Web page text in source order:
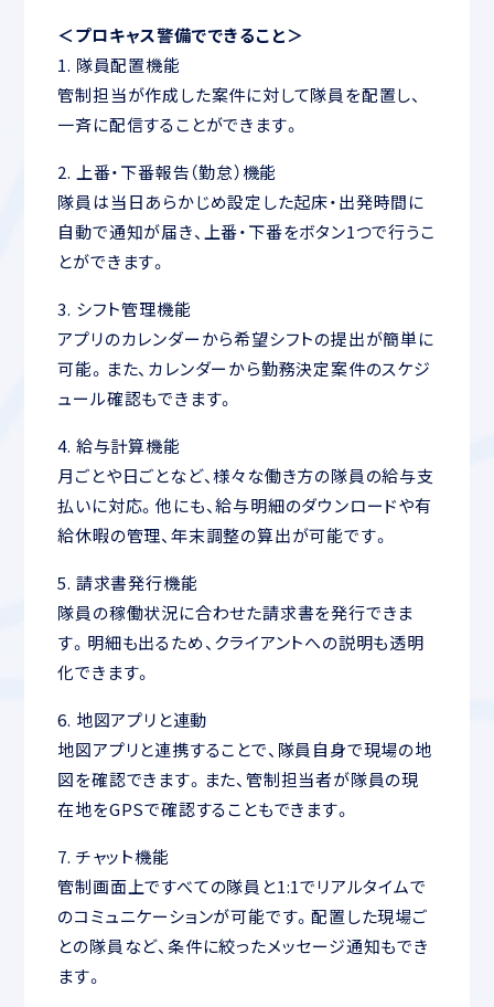
＜プロキャス警備でできること＞
1. 隊員配置機能
管制担当が作成した案件に対して隊員を配置し、
一斉に配信することができます。
2. 上番・下番報告（勤怠）機能
隊員は当日あらかじめ設定した起床・出発時間に
自動で通知が届き、上番・下番をボタン1つで行うこ
とができます。
3. シフト管理機能
アプリのカレンダーから希望シフトの提出が簡単に
可能。また、カレンダーから勤務決定案件のスケジ
ュール確認もできます。
4. 給与計算機能
月ごとや日ごとなど、様々な働き方の隊員の給与支
払いに対応。他にも、給与明細のダウンロードや有
給休暇の管理、年末調整の算出が可能です。
5. 請求書発行機能
隊員の稼働状況に合わせた請求書を発行できま
す。明細も出るため、クライアントへの説明も透明
化できます。
6. 地図アプリと連動
地図アプリと連携することで、隊員自身で現場の地
図を確認できます。また、管制担当者が隊員の現
在地をGPSで確認することもできます。
7. チャット機能
管制画面上ですべての隊員と1:1でリアルタイムで
のコミュニケーションが可能です。配置した現場ご
との隊員など、条件に絞ったメッセージ通知もでき
ます。